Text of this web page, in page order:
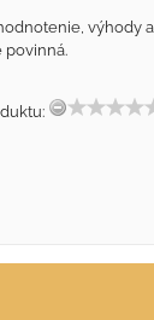
výhody
povinná.